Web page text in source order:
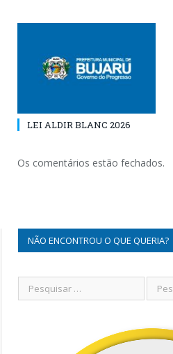
LEI ALDIR BLANC 2026
Os comentários estão fechados.
NÃO ENCONTROU O QUE QUERIA?